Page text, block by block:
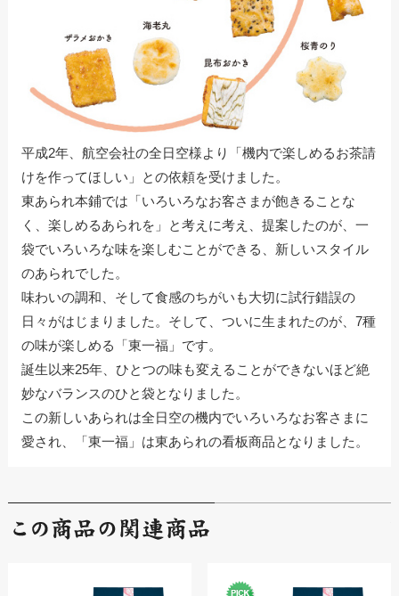
平成2年、航空会社の全日空様より「機内で楽しめるお茶請
けを作ってほしい」との依頼を受けました。
東あられ本鋪では「いろいろなお客さまが飽きることな
く、楽しめるあられを」と考えに考え、提案したのが、一
袋でいろいろな味を楽しむことができる、新しいスタイル
のあられでした。
味わいの調和、そして食感のちがいも大切に試行錯誤の
日々がはじまりました。そして、ついに生まれたのが、7種
の味が楽しめる「東一福」です。
誕生以来25年、ひとつの味も変えることができないほど絶
妙なバランスのひと袋となりました。
この新しいあられは全日空の機内でいろいろなお客さまに
愛され、「東一福」は東あられの看板商品となりました。